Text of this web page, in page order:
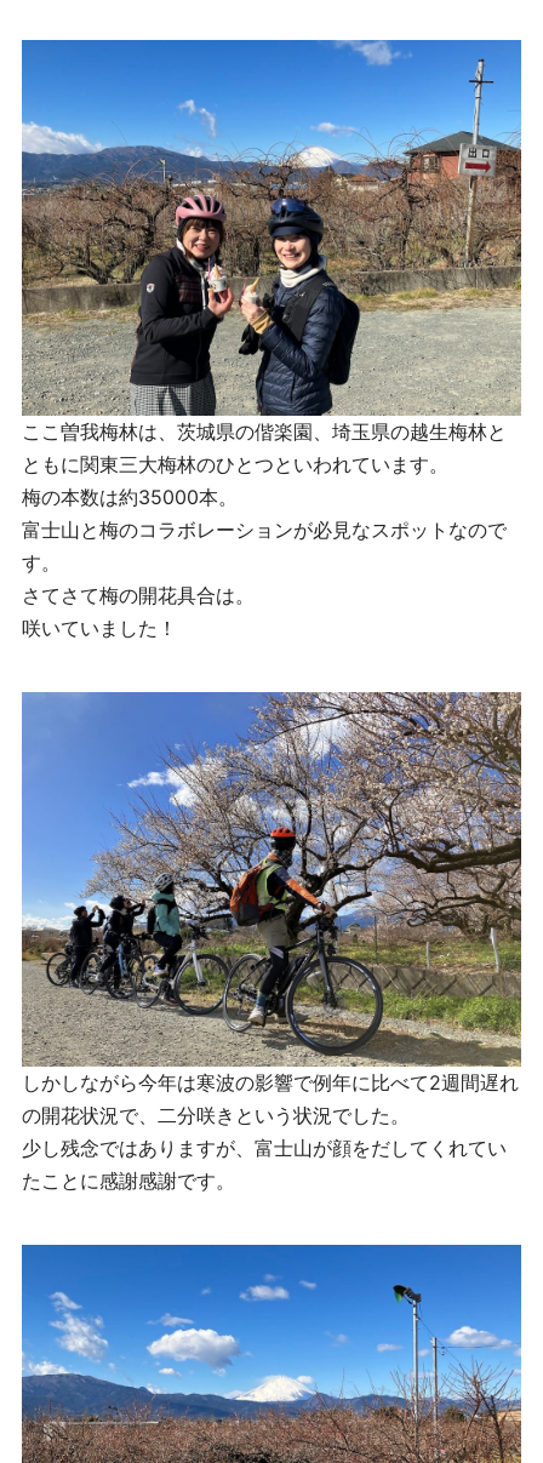
ここ曽我梅林は、茨城県の偕楽園、埼玉県の越生梅林と
ともに関東三大梅林のひとつといわれています。
梅の本数は約35000本。
富士山と梅のコラボレーションが必見なスポットなので
す。
さてさて梅の開花具合は。
咲いていました！
しかしながら今年は寒波の影響で例年に比べて2週間遅れ
の開花状況で、二分咲きという状況でした。
少し残念ではありますが、富士山が顔をだしてくれてい
たことに感謝感謝です。